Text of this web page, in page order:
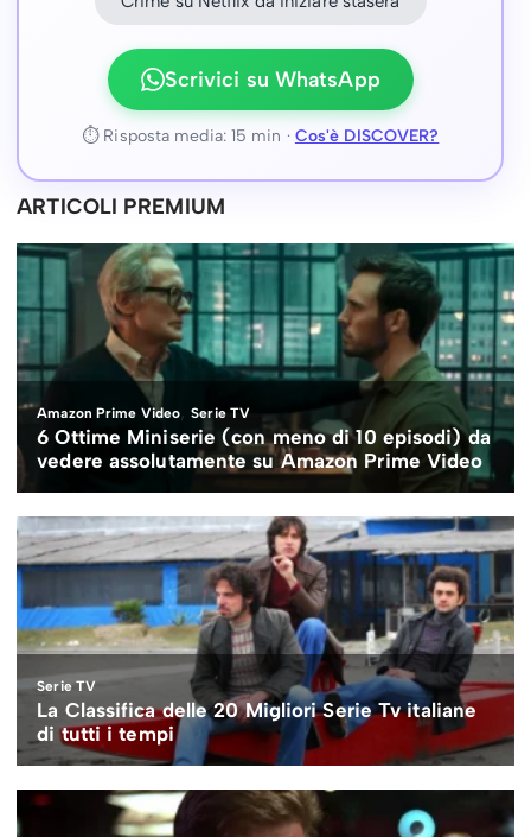
Scrivici su WhatsApp
⏱ Risposta media: 15 min · Cos'è DISCOVER?
ARTICOLI PREMIUM